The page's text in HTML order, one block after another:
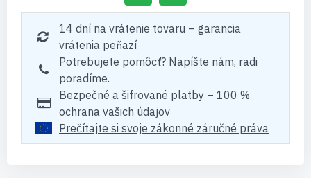
14 dní na vrátenie tovaru – garancia
vrátenia peňazí
Potrebujete pomôcť? Napíšte nám, radi
poradíme.
Bezpečné a šifrované platby – 100 %
ochrana vašich údajov
Prečítajte si svoje zákonné záručné práva